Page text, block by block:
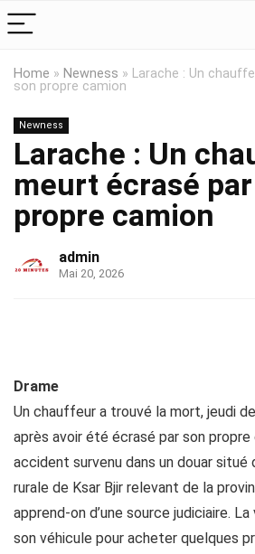
Home » Newness » Larache : Un
son propre camion
Newness
Larache : Un
meurt écrasé
propre camion
admin
Mai 20, 2026
Drame
Un chauffeur a trouvé la mort, jeudi
après avoir été écrasé par son propre
accident survenu dans un douar situé
rurale de Ksar Bjir relevant de la
apprend-on d’une source judiciaire.
son véhicule pour acheter quelques